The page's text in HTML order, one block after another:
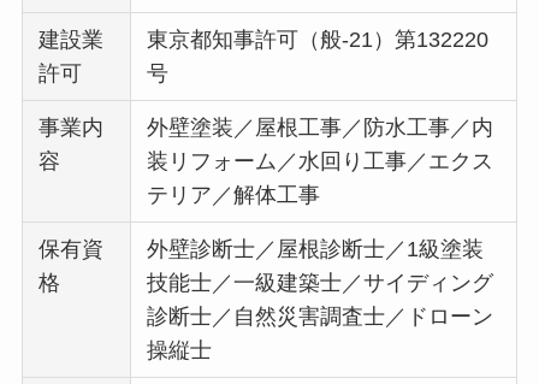
建設業
許可
東京都知事許可（般-21）第132220
号
事業内
容
外壁塗装／屋根工事／防水工事／内
装リフォーム／水回り工事／エクス
テリア／解体工事
保有資
格
外壁診断士／屋根診断士／1級塗装
技能士／一級建築士／サイディング
診断士／自然災害調査士／ドローン
操縦士